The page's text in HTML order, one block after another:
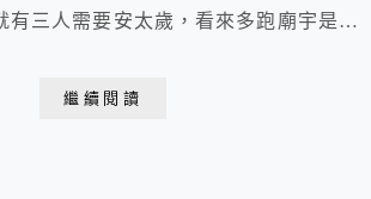
有三人需要安太歲，看來多跑廟宇是絕
山路今天卻硬是塞了一個半小時還到不
繼續閱讀